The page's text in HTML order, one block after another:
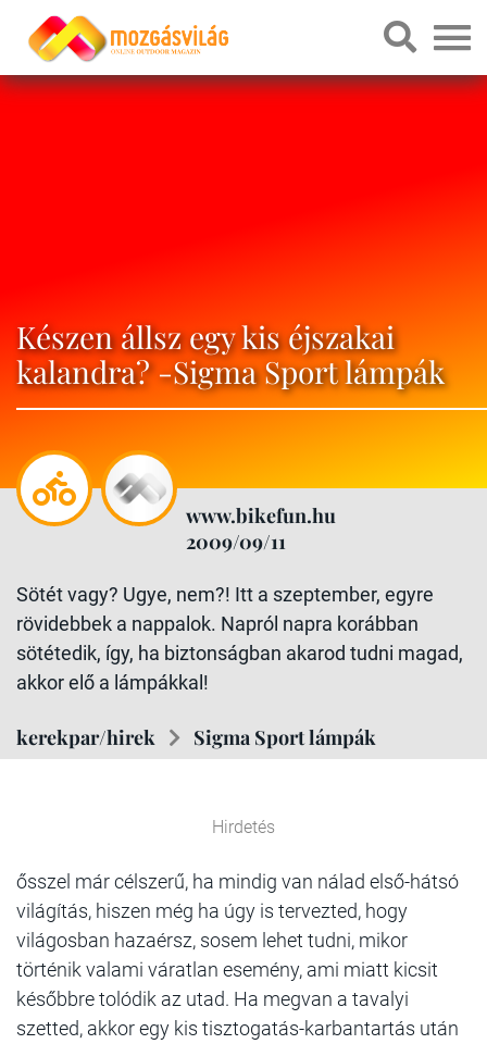
Készen állsz egy kis éjszakai
kalandra? -Sigma Sport lámpák
www.bikefun.hu
2009/09/11
Sötét vagy? Ugye, nem?! Itt a szeptember, egyre
rövidebbek a nappalok. Napról napra korábban
sötétedik, így, ha biztonságban akarod tudni magad,
akkor elő a lámpákkal!
kerekpar/hirek Sigma Sport lámpák
Hirdetés
ősszel már célszerű, ha mindig van nálad első-hátsó
világítás, hiszen még ha úgy is tervezted, hogy
világosban hazaérsz, sosem lehet tudni, mikor
történik valami váratlan esemény, ami miatt kicsit
későbbre tolódik az utad. Ha megvan a tavalyi
szetted, akkor egy kis tisztogatás-karbantartás után